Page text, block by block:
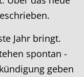
Jahr bringt.
spontan -
geben